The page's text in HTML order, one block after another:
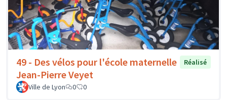
49 - Des vélos pour l'école maternelle
Jean-Pierre Veyet
Réalisé
Ville de Lyon 0 0